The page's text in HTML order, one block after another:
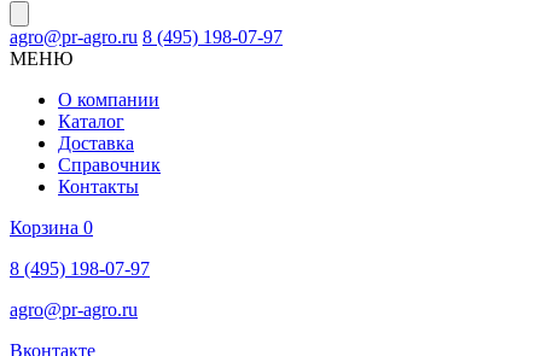
agro@pr-agro.ru 8 (495) 198-07-97
МЕНЮ
О компании
Каталог
Доставка
Справочник
Контакты
Корзина 0
8 (495) 198-07-97
agro@pr-agro.ru
Вконтакте